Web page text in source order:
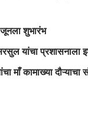
जूनला शुभारंभ
यांचा प्रशासनाला
कामाख्या दौऱ्याचा